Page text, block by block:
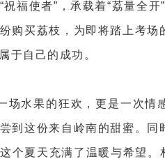
福使者”，承载着“荔量全开
购买荔枝，为即将踏上考场
于自己的成功。
场水果的狂欢，更是一次情
到这份来自岭南的甜蜜。
个夏天充满了温暖与希望。